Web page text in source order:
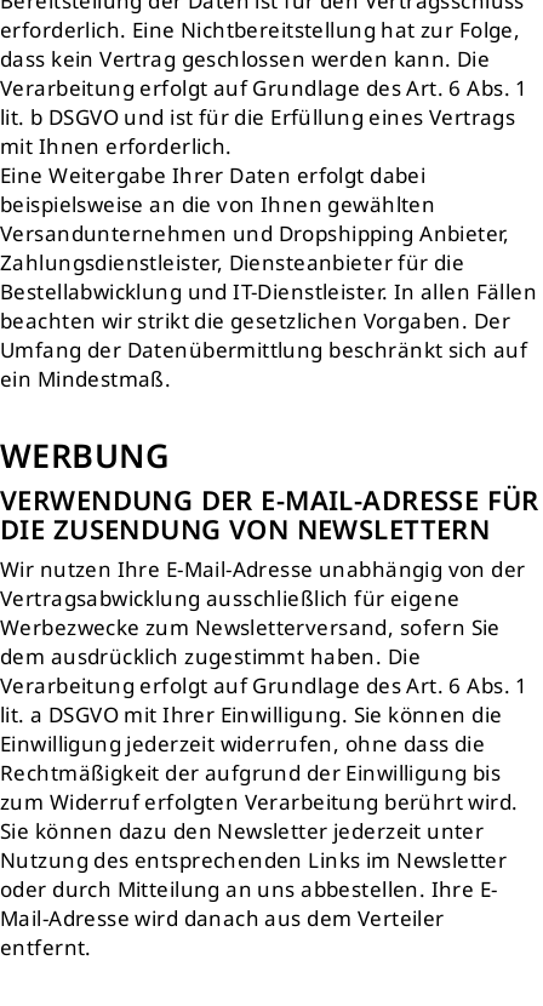
erforderlich. Eine Nichtbereitstellung hat zur Folge,
dass kein Vertrag geschlossen werden kann. Die
Verarbeitung erfolgt auf Grundlage des Art. 6 Abs. 1
lit. b DSGVO und ist für die Erfüllung eines Vertrags
mit Ihnen erforderlich.
Eine Weitergabe Ihrer Daten erfolgt dabei
beispielsweise an die von Ihnen gewählten
Versandunternehmen und Dropshipping Anbieter,
Zahlungsdienstleister, Diensteanbieter für die
Bestellabwicklung und IT-Dienstleister. In allen Fällen
beachten wir strikt die gesetzlichen Vorgaben. Der
Umfang der Datenübermittlung beschränkt sich auf
ein Mindestmaß.
WERBUNG
VERWENDUNG DER E-MAIL-ADRESSE FÜR
DIE ZUSENDUNG VON NEWSLETTERN
Wir nutzen Ihre E-Mail-Adresse unabhängig von der
Vertragsabwicklung ausschließlich für eigene
Werbezwecke zum Newsletterversand, sofern Sie
dem ausdrücklich zugestimmt haben. Die
Verarbeitung erfolgt auf Grundlage des Art. 6 Abs. 1
lit. a DSGVO mit Ihrer Einwilligung. Sie können die
Einwilligung jederzeit widerrufen, ohne dass die
Rechtmäßigkeit der aufgrund der Einwilligung bis
zum Widerruf erfolgten Verarbeitung berührt wird.
Sie können dazu den Newsletter jederzeit unter
Nutzung des entsprechenden Links im Newsletter
oder durch Mitteilung an uns abbestellen. Ihre E-
Mail-Adresse wird danach aus dem Verteiler
entfernt.